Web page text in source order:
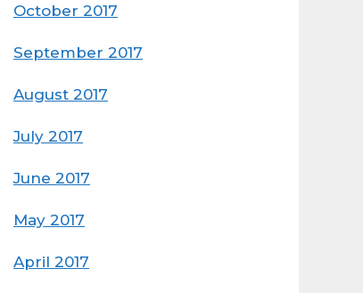
October 2017
September 2017
August 2017
July 2017
June 2017
May 2017
April 2017